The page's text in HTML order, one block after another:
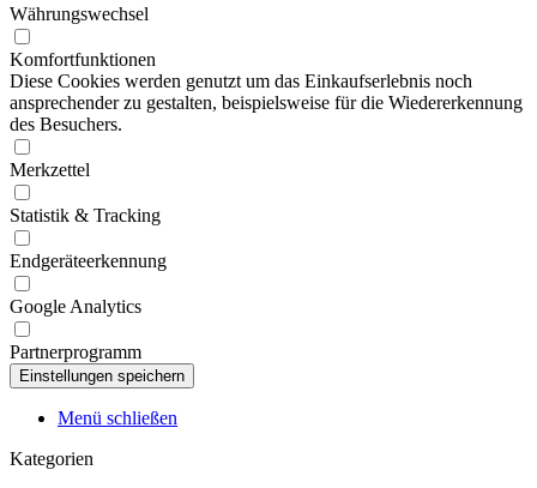
Währungswechsel
Komfortfunktionen
Diese Cookies werden genutzt um das Einkaufserlebnis noch
ansprechender zu gestalten, beispielsweise für die Wiedererkennung
des Besuchers.
Merkzettel
Statistik & Tracking
Endgeräteerkennung
Google Analytics
Partnerprogramm
Menü schließen
Kategorien